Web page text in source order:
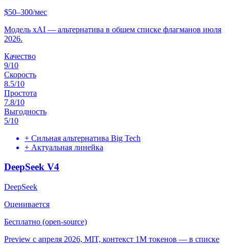
$50–300/мес
Модель xAI — альтернатива в общем списке флагманов июля
2026.
Качество
9/10
Скорость
8.5/10
Простота
7.8/10
Выгодность
5/10
+ Сильная альтернатива Big Tech
+ Актуальная линейка
DeepSeek V4
DeepSeek
Оценивается
Бесплатно (open-source)
Preview с апреля 2026, MIT, контекст 1M токенов — в списке